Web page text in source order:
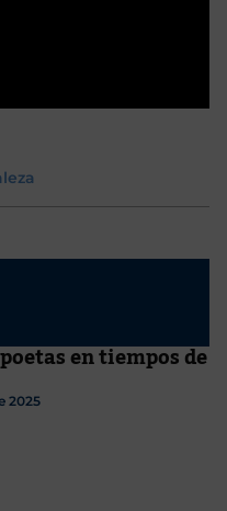
en tiempos de
2025